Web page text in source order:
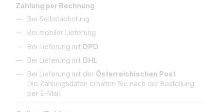
Zahlung per Rechnung
Bei Selbstabholung
Bei mobiler Lieferung
Bei Lieferung mit DPD
Bei Lieferung mit DHL
Bei Lieferung mit der Österreichischen Post
Die Zahlungsdaten erhalten Sie nach der Bestellung
per E-Mail.